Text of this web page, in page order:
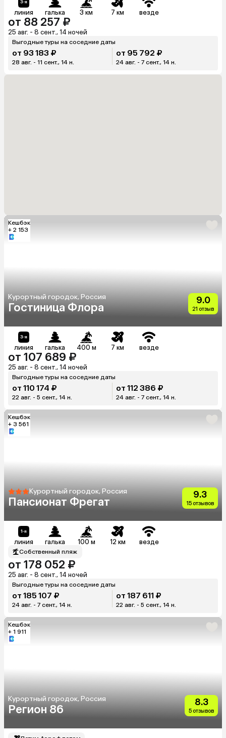
линия галька 3 км 7 км везде
от 88 257 ₽
25 авг. - 8 сент., 14 ночей
Выгодные туры на соседние даты
от 93 183 ₽
28 авг. - 11 сент., 14 н.
от 95 792 ₽
24 авг. - 7 сент., 14 н.
Кешбэк
+ 2 153
Курортный городок, Россия
Гостиница Флора
9.0
21 отзыв
линия галька 400 м 7 км везде
от 107 689 ₽
25 авг. - 8 сент., 14 ночей
Выгодные туры на соседние даты
от 110 174 ₽
22 авг. - 5 сент., 14 н.
от 112 386 ₽
24 авг. - 7 сент., 14 н.
Кешбэк
+ 3 561
Курортный городок, Россия
Пансионат Фрегат
9.3
15 отзывов
линия галька 100 м 12 км везде
Собственный пляж
от 178 052 ₽
25 авг. - 8 сент., 14 ночей
Выгодные туры на соседние даты
от 185 107 ₽
24 авг. - 7 сент., 14 н.
от 187 611 ₽
22 авг. - 5 сент., 14 н.
Кешбэк
+ 1 911
Курортный городок, Россия
Регион 86
8.3
5 отзывов